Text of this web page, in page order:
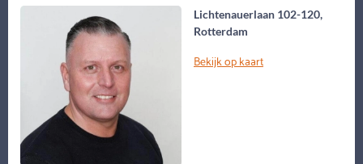
Lichtenauerlaan 102-120,
Rotterdam
Bekijk op kaart